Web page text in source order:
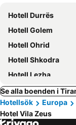
Hotell Durrës
Hotell Golem
Hotell Ohrid
Hotell Shkodra
Hotell Lezha
Se alla boenden i
Hotellsök
Europa
Hotel Vila Zeus